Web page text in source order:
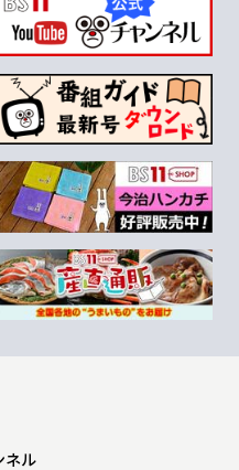
ネル